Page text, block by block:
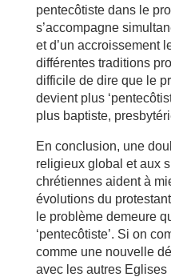
pentecôtiste dans le
s’accompagne
et d’un accroissement
différentes traditions
difficile de dire que le
devient plus
plus baptiste,
En conclusion, une
religieux global et aux
chrétiennes aident à
évolutions du
le problème demeure
‘pentecôtiste’. Si on
comme une nouvelle
avec les autres Eglises